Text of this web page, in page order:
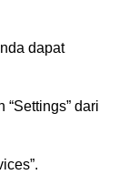
dapat
“Settings” dari